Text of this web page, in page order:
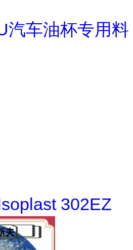
汽车油杯专用料
302EZ